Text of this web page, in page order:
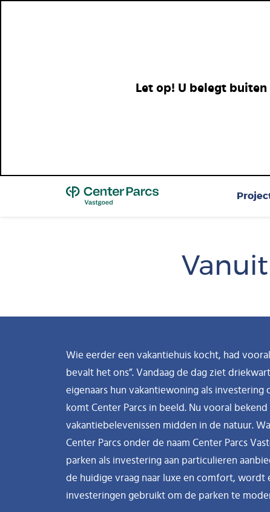
Let op! U belegt
Top
Wie eerder een vakantiehuis kocht, had
bevalt het ons”. Vandaag de dag ziet
eigenaars hun vakantiewoning als investering
komt Center Parcs in beeld. Nu vooral bekend
vakantiebelevenissen midden in de natuur.
Center Parcs onder de naam Center Parcs
parken als investering aan particulieren
de huidige vraag naar luxe en comfort, wordt
investeringen gebruikt om de parken te